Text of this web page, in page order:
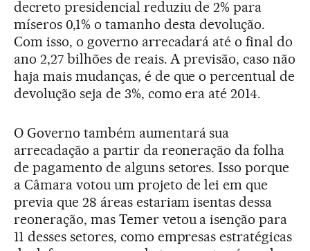
decreto presidencial reduziu de 2% para
míseros 0,1% o tamanho desta devolução.
Com isso, o governo arrecadará até o final do
ano 2,27 bilhões de reais. A previsão, caso não
haja mais mudanças, é de que o percentual de
devolução seja de 3%, como era até 2014.
O Governo também aumentará sua
arrecadação a partir da reoneração da folha
de pagamento de alguns setores. Isso porque
a Câmara votou um projeto de lei em que
previa que 28 áreas estariam isentas dessa
reoneração, mas Temer vetou a isenção para
11 desses setores, como empresas estratégicas